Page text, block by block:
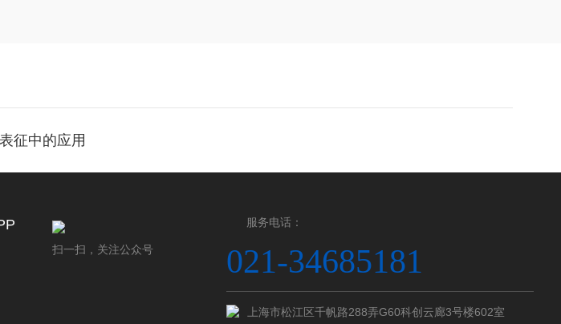
征中的应用
扫一扫，关注公众号
服务电话：
021-34685181
上海市松江区千帆路288弄G60科创云廊3号楼602室